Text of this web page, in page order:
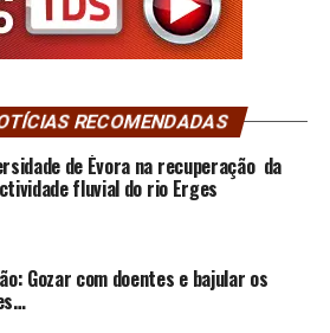
RECOMENDADAS
de Évora na recuperação da
fluvial do rio Erges
Gozar com doentes e bajular os